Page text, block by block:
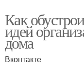
Как
идей
дома
Вконтакте